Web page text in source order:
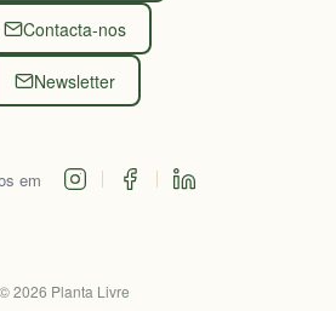
Contacta-nos
Newsletter
em
©2026 Planta Livre